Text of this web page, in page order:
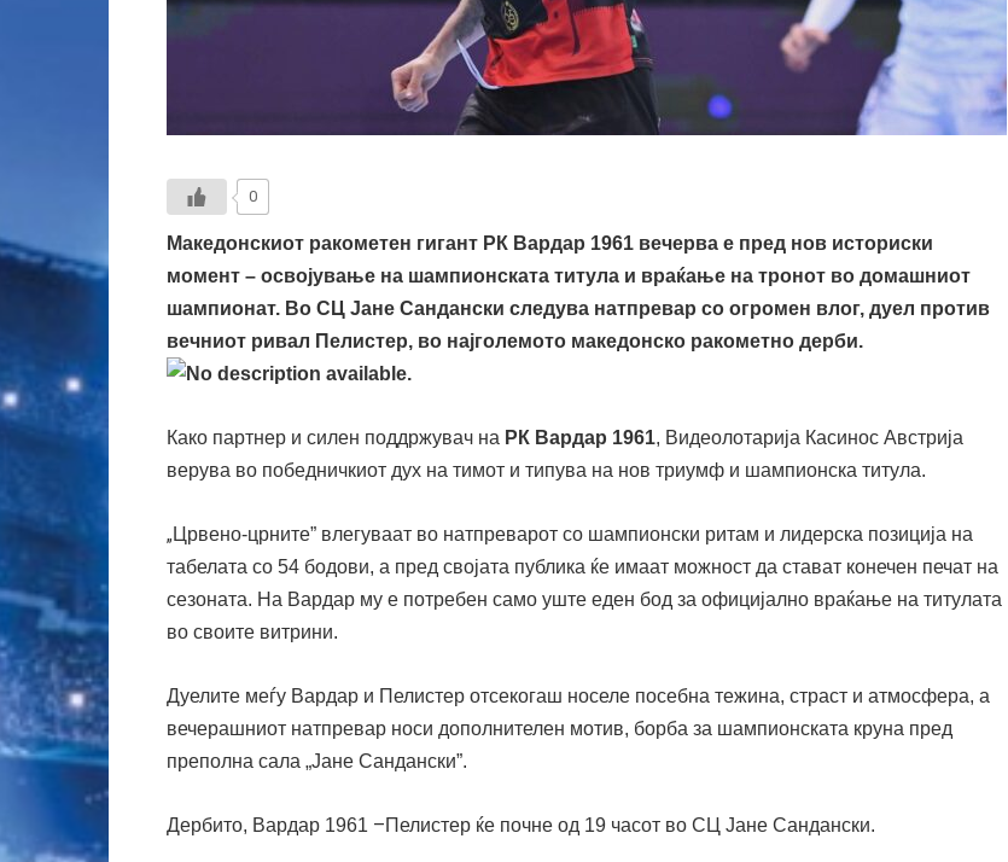
0
Македонскиот ракометен гигант РК Вардар 1961 вечерва е пред нов историски
момент – освојување на шампионската титула и враќање на тронот во домашниот
шампионат. Во СЦ Јане Сандански следува натпревар со огромен влог, дуел против
вечниот ривал Пелистер, во најголемото македонско ракометно дерби.
Како партнер и силен поддржувач на РК Вардар 1961, Видеолотарија Касинос Австрија
верува во победничкиот дух на тимот и типува на нов триумф и шампионска титула.
„ Црвено-црните” влегуваат во натпреварот со шампионски ритам и лидерска позиција на
табелата со 54 бодови, а пред својата публика ќе имаат можност да стават конечен печат на
сезоната. На Вардар му е потребен само уште еден бод за официјално враќање на титулата
во своите витрини.
Дуелите меѓу Вардар и Пелистер отсекогаш носеле посебна тежина, страст и атмосфера, а
вечерашниот натпревар носи дополнителен мотив, борба за шампионската круна пред
преполна сала „Јане Сандански”.
Дербито, Вардар 1961 –Пелистер ќе почне од 19 часот во СЦ Јане Сандански.